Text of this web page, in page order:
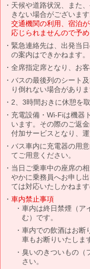
天候や道路状況、また
きない場合がございます
交通機関の利用、宿泊
応じられませんので予め
緊急連絡先は、出発当
の案内はできかねます。
全席指定席となり、お
バスの最後列のシート
り倒れない場合がありま
2、3時間おきに休憩を取
充電設備・Wi-Fiは機器
います。その際のご返
付加サービスとなり、
バス車内に充電器の用
てご用意ください。
当日ご乗車中の座席の
やかに乗務員へお申し
ては対応いたしかねま
車内禁止事項
車内は終日禁煙（ア
む）です。
車内での飲酒はお断
車もお断りいたしま
臭いのきついもの（
さい。